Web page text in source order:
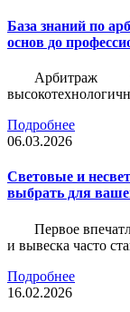
База знаний по
основ до
Подробнее
06.03.2026
Световые и
выбрать для
Первое
и вывеска часто
Подробнее
16.02.2026